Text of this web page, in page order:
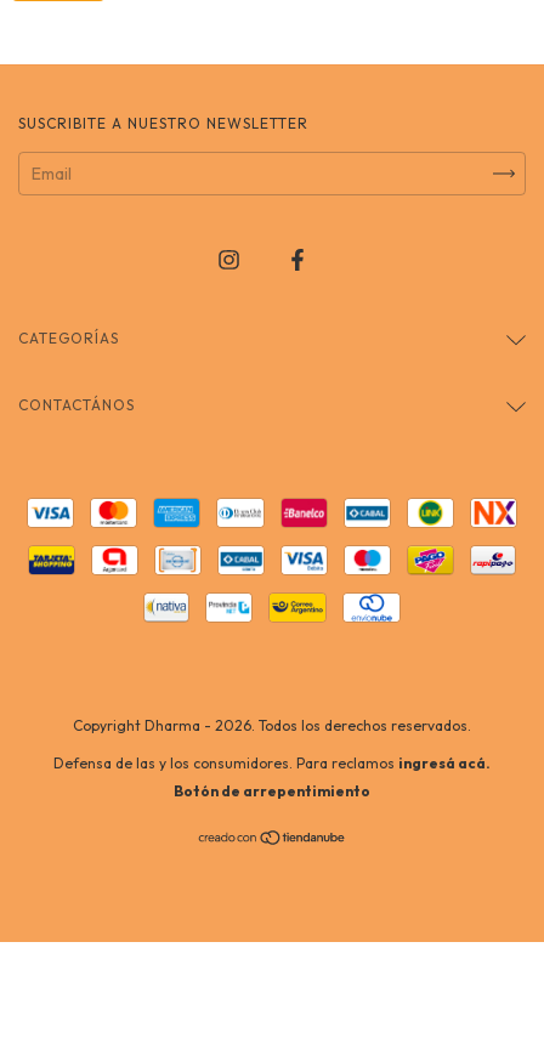
SUSCRIBITE A NUESTRO NEWSLETTER
CATEGORÍAS
CONTACTÁNOS
Copyright Dharma - 2026. Todos los derechos reservados.
Defensa de las y los consumidores. Para reclamos ingresá acá.
Botón de arrepentimiento